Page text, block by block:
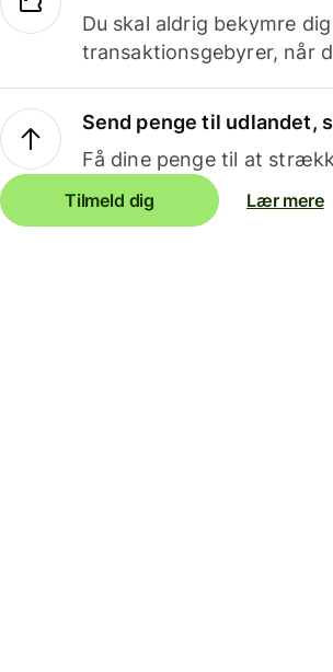
Du skal aldrig bekymre
transaktionsgebyrer, når
Send penge til udlandet,
Få dine penge til at
Tilmeld dig Lær mere